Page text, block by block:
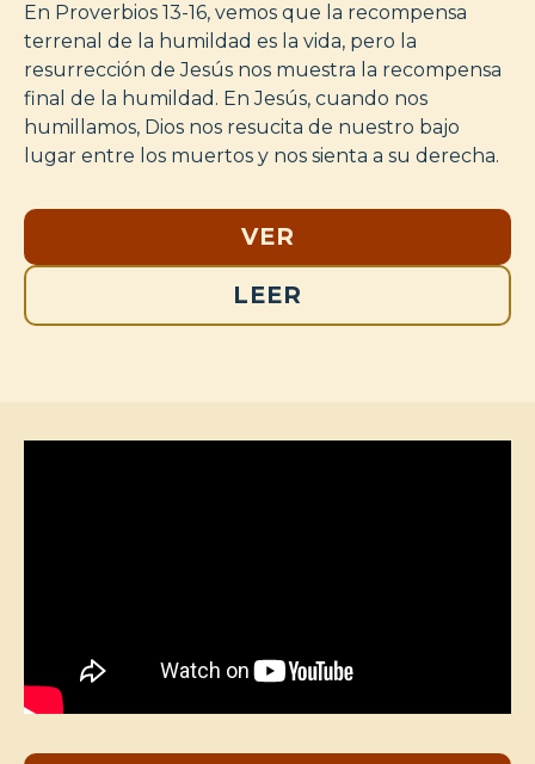
En Proverbios 13-16, vemos que la recompensa
terrenal de la humildad es la vida, pero la
resurrección de Jesús nos muestra la recompensa
final de la humildad. En Jesús, cuando nos
humillamos, Dios nos resucita de nuestro bajo
lugar entre los muertos y nos sienta a su derecha.
VER
LEER